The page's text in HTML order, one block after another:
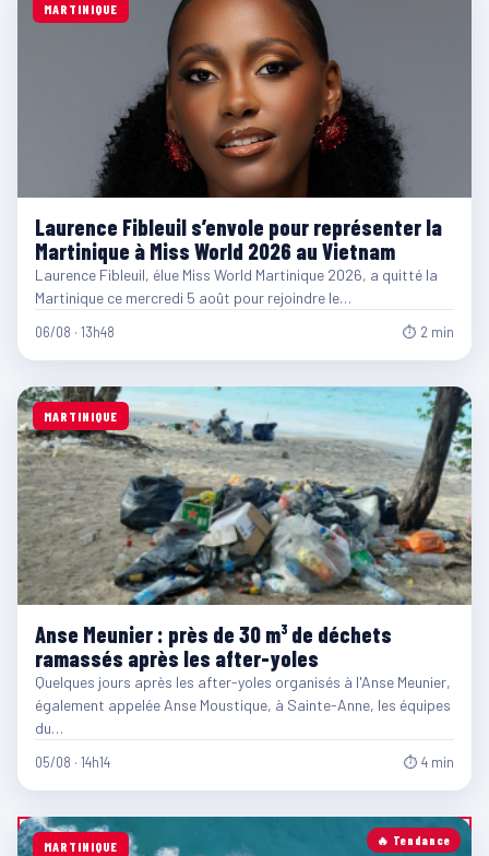
MARTINIQUE
Laurence Fibleuil s’envole pour représenter la
Martinique à Miss World 2026 au Vietnam
Laurence Fibleuil, élue Miss World Martinique 2026, a quitté la
Martinique ce mercredi 5 août pour rejoindre le…
06/08 · 13h48 ⏱ 2 min
MARTINIQUE
Anse Meunier : près de 30 m³ de déchets
ramassés après les after-yoles
Quelques jours après les after-yoles organisés à l'Anse Meunier,
également appelée Anse Moustique, à Sainte-Anne, les équipes
du…
05/08 · 14h14 ⏱ 4 min
🔥 Tendance
MARTINIQUE